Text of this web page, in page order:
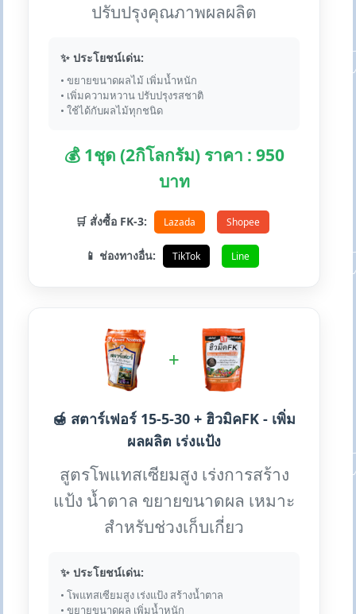
ปรับปรุงคุณภาพผลผลิต
✨ ประโยชน์เด่น:
• ขยายขนาดผลไม้ เพิ่มน้ำหนัก
• เพิ่มความหวาน ปรับปรุงรสชาติ
• ใช้ได้กับผลไม้ทุกชนิด
💰 1ชุด (2กิโลกรัม) ราคา : 950
บาท
🛒 สั่งซื้อ FK-3: Lazada Shopee
📱 ช่องทางอื่น: TikTok Line
+
🍯 สตาร์เฟอร์ 15-5-30 + ฮิวมิคFK - เพิ่ม
ผลผลิต เร่งแป้ง
สูตรโพแทสเซียมสูง เร่งการสร้าง
แป้ง น้ำตาล ขยายขนาดผล เหมาะ
สำหรับช่วงเก็บเกี่ยว
✨ ประโยชน์เด่น:
• โพแทสเซียมสูง เร่งแป้ง สร้างน้ำตาล
• ขยายขนาดผล เพิ่มน้ำหนัก